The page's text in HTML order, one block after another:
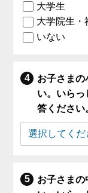
大学生
大学院生・
いない
お子さまの
い。いらっ
答ください
お子さまの